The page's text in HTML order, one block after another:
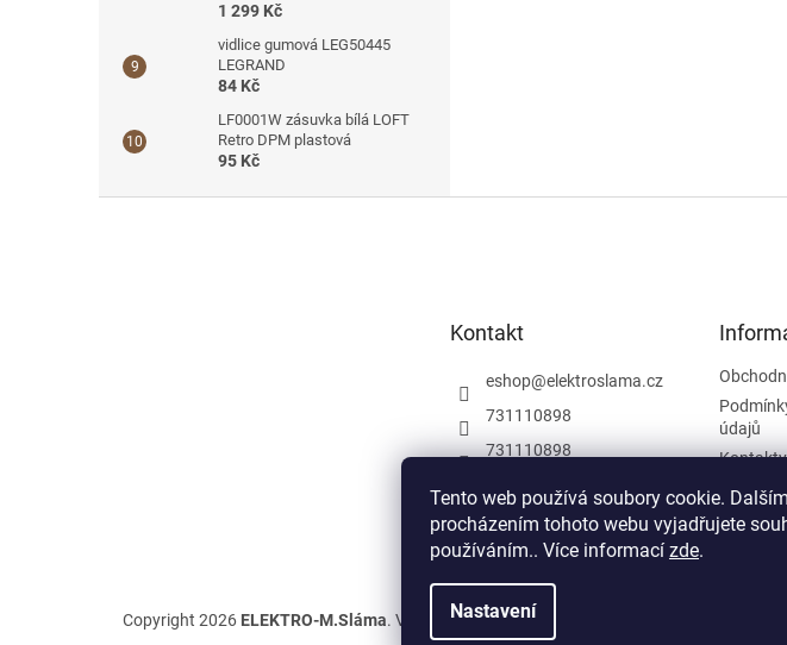
Tento web používá soubory cookie. Dalším
procházením tohoto webu vyjadřujete
používáním.. Více informací zde.
Nastavení
1 299 Kč
vidlice gumová LEG50445
LEGRAND
84 Kč
LF0001W zásuvka bílá LOFT
Retro DPM plastová
95 Kč
Kontakt
eshop@elektroslama.cz
731110898
731110898
a inspiraci na
elektroslama
údajů
Kontakty
Copyright 2026 ELEKTRO-M.Sláma. Všechna práva vyhrazena.